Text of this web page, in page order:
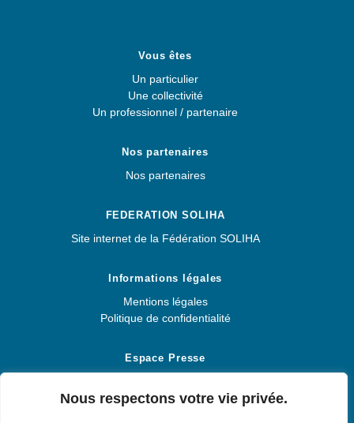
Nous respectons votre vie privée.
Vous êtes
Un particulier
Une collectivité
Un professionnel / partenaire
Nos partenaires
Nos partenaires
FEDERATION SOLIHA
Site internet de la Fédération SOLIHA
Informations légales
Mentions légales
Politique de confidentialité
Espace Presse